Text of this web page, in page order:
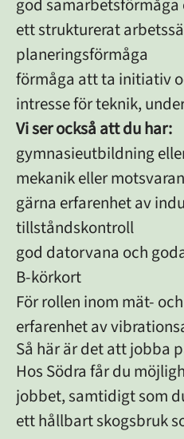
god samarbetsförmåga
ett strukturerat
planeringsförmåga
förmåga att ta initiativ
intresse för teknik,
Vi ser också att du har:
gymnasieutbildning
mekanik eller
gärna erfarenhet av
tillståndskontroll
god datorvana och
B-körkort
För rollen inom mät-
erfarenhet av
Så här är det att jobba
Hos Södra får du
jobbet, samtidigt som
ett hållbart skogsbruk